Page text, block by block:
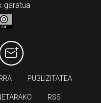
garatua
PUBLIZITATEA
RSS